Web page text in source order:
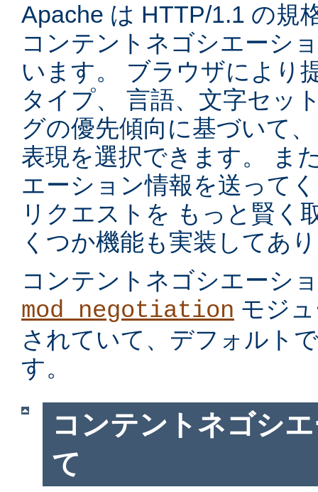
Apache は HTTP/1.1 の規
コンテントネゴシエーシ
います。 ブラウザにより
タイプ、 言語、文字セッ
グの優先傾向に基づいて
表現を選択できます。 ま
エーション情報を送って
リクエストを もっと賢く
くつか機能も実装してあ
コンテントネゴシエーシ
mod_negotiation モジ
されていて、デフォルト
す。
コンテントネゴシ
て